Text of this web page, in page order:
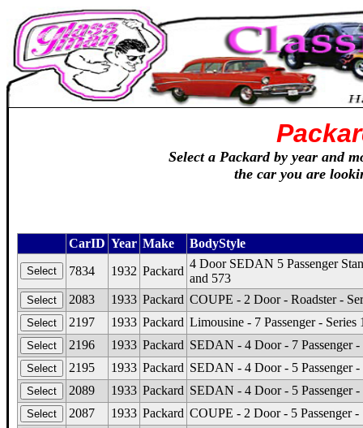
CarID Year Make
BodyStyle
7834
1932 Packard
4 Door SEDAN 5 Passenger
and 573
2083
1933 Packard COUPE - 2 Door - Roadster -
2197
1933 Packard Limousine - 7 Passenger -
2196
1933 Packard SEDAN - 4 Door - 7 Passenger
2195
1933 Packard SEDAN - 4 Door - 5 Passenger
2089
1933 Packard SEDAN - 4 Door - 5 Passenger
2087
1933 Packard COUPE - 2 Door - 5 Passenger
Select a Packard by year and
the car you are